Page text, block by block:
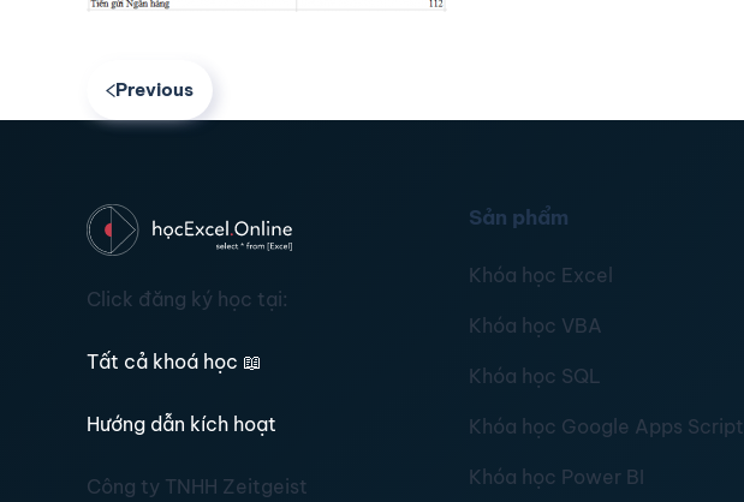
Previous
Click đăng ký học tại:
Tất cả khoá học 📖
Hướng dẫn kích hoạt
Công ty TNHH Zeitgeist
Sản phẩm
Khóa học Excel
Khóa học VBA
Khóa học SQL
Khóa học Google Apps Script
Khóa học Power BI